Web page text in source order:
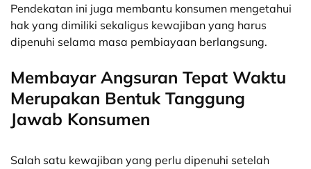
Pendekatan ini juga membantu konsumen mengetahui
hak yang dimiliki sekaligus kewajiban yang harus
dipenuhi selama masa pembiayaan berlangsung.
Membayar Angsuran Tepat Waktu
Merupakan Bentuk Tanggung
Jawab Konsumen
Salah satu kewajiban yang perlu dipenuhi setelah